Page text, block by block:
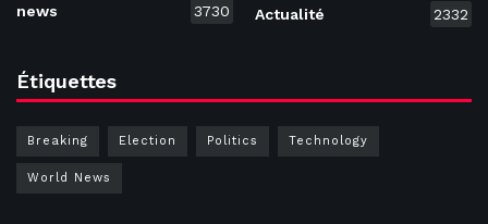
news 3730 Actualité 2332
Étiquettes
Breaking Election Politics Technology
World News